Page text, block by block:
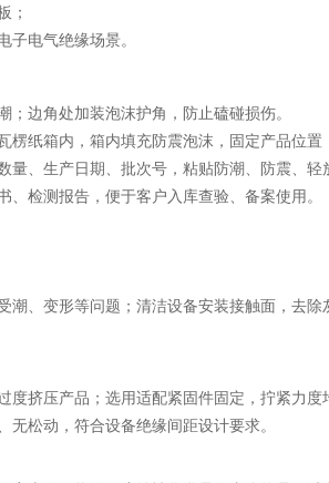
；
子电气绝缘场景。
边角处加装泡沫护角，防止磕碰损伤。
纸箱内，箱内填充防震泡沫，固定产品位置
、生产日期、批次号，粘贴防潮、防震、轻
检测报告，便于客户入库查验、备案使用。
潮、变形等问题；清洁设备安装接触面，去
度挤压产品；选用适配紧固件固定，拧紧力
松动，符合设备绝缘间距设计要求。